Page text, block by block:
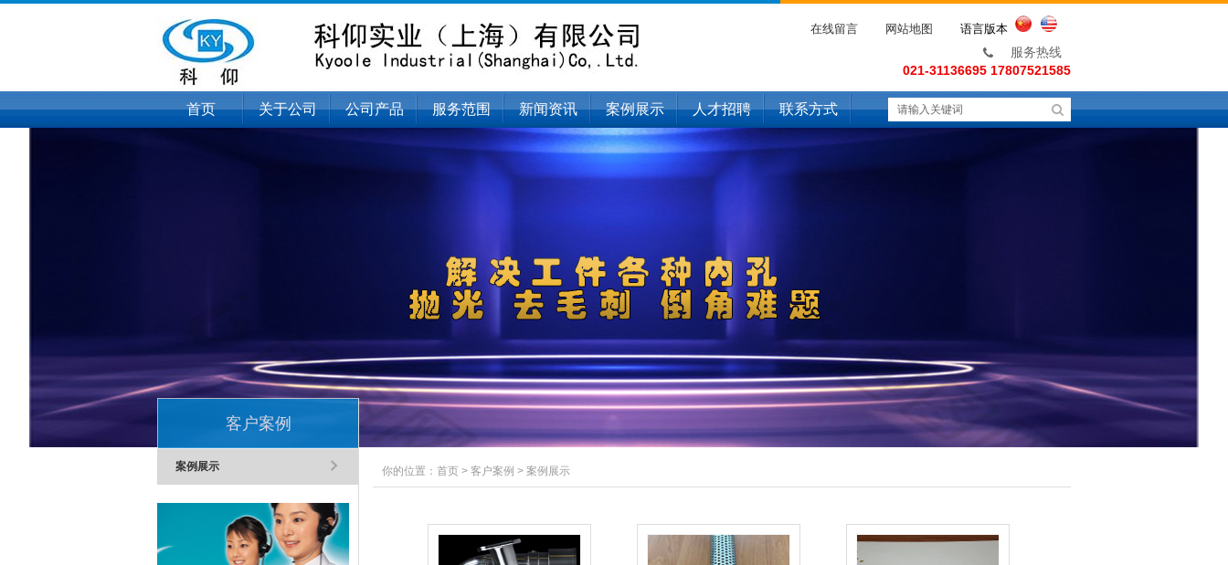
在线留言 网站地图 语言版本
服务热线
021-31136695 17807521585
首页 关于公司 公司产品 服务范围 新闻资讯 案例展示 人才招聘 联系方式
客户案例
案例展示 你的位置： 首页 > 客户案例 > 案例展示